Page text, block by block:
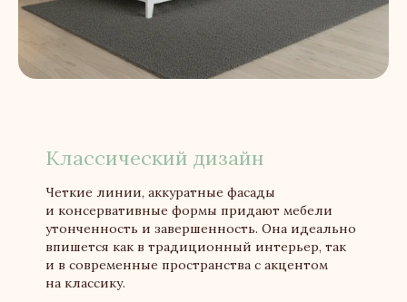
Классический дизайн
Четкие линии, аккуратные фасады
и консервативные формы придают мебели
утонченность и завершенность. Она идеально
впишется как в традиционный интерьер, так
и в современные пространства с акцентом
на классику.